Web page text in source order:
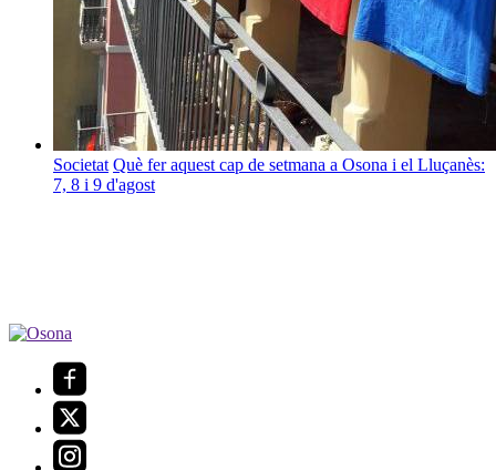
Societat Què fer aquest cap de setmana a Osona i el Lluçanès:
7, 8 i 9 d'agost